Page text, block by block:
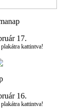
17.
kattintva!
16.
kattintva!